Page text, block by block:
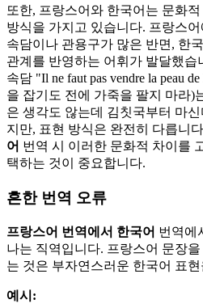
또한, 프랑스어와 한국어는 문화
방식을 가지고 있습니다. 프랑스
속담이나 관용구가 많은 반면, 한
관계를 반영하는 어휘가 발달했습
속담 "Il ne faut pas vendre la peau
을 잡기도 전에 가죽을 팔지 마라)
은 생각도 않는데 김칫국부터 마
지만, 표현 방식은 완전히 다릅니
어 번역 시 이러한 문화적 차이를
택하는 것이 중요합니다.
흔한 번역 오류
프랑스어 번역에서 한국어 번역에
나는 직역입니다. 프랑스어 문장
는 것은 부자연스러운 한국어 표
예시: